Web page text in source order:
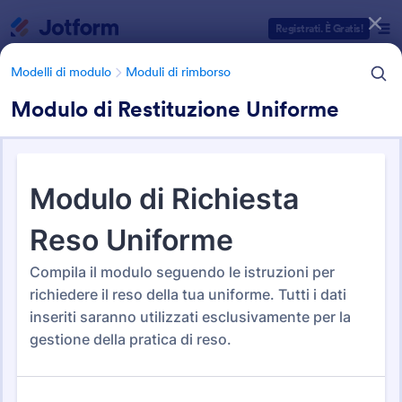
Registrati. È Gratis!
Modelli di modulo Moduli di rimborso
Modulo di Restituzione Uniforme
Modelli di modulo Moduli di rimborso
Moduli di rimborso
Categorie Template Moduli